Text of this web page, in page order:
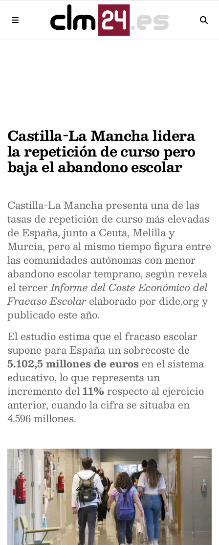
Castilla-La Mancha lidera
la repetición de curso pero
baja el abandono escolar
Castilla-La Mancha presenta una de las
tasas de repetición de curso más elevadas
de España, junto a Ceuta, Melilla y
Murcia, pero al mismo tiempo figura entre
las comunidades autónomas con menor
abandono escolar temprano, según revela
el tercerInforme del Coste Económico del
Fracaso Escolarelaborado por dide.org y
publicado este año.
El estudio estima que el fracaso escolar
supone para España un sobrecoste de
5.102,5 millones de euros en el sistema
educativo, lo que representa un
incremento del 11%respecto al ejercicio
anterior, cuando la cifra se situaba en
4.596 millones.